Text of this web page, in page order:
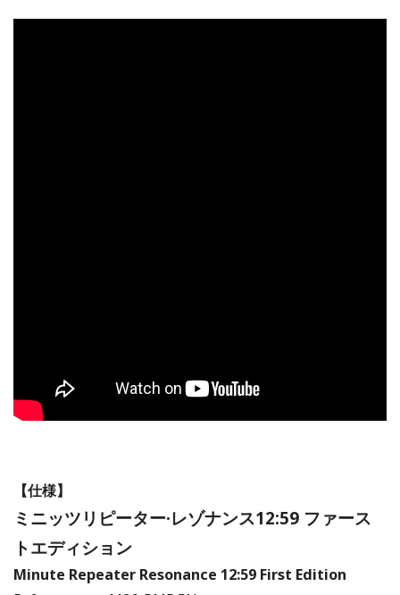
【仕様】
ミニッツリピーター·レゾナンス12:59 ファース
トエディション
Minute Repeater Resonance 12:59 First Edition